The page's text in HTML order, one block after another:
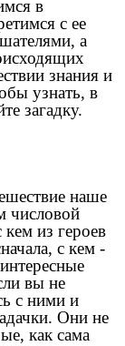
в
с ее
а
знания и
узнать, в
загадку.
наше
числовой
из героев
с кем -
вы не
с ними и
Они не
как сама